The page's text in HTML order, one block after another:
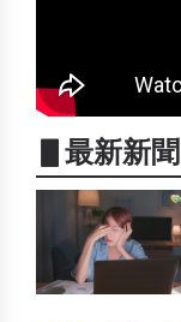
▋最新新聞